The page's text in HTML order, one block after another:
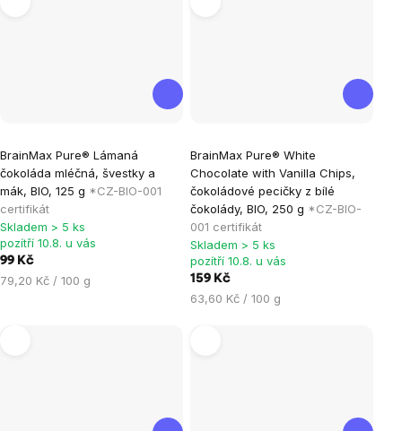
BrainMax Pure® Lámaná
čokoláda mléčná, švestky a
mák, BIO, 125 g *CZ-BIO-001
certifikát
hodnocení
produktu
je
5,0
z
Skladem > 5 ks
pozítří 10.8. u vás
99 Kč
Měrná
79,20 Kč / 100 g
BrainMax Pure® White
Chocolate with Vanilla Chips,
čokoládové pecičky z bílé
čokolády, BIO, 250 g *CZ-BIO-
001 certifikát
hodnocení
produktu
je
5,0
z
5
hvězdiček.
Skladem > 5 ks
pozítří 10.8. u vás
159 Kč
Měrná
63,60 Kč / 100 g